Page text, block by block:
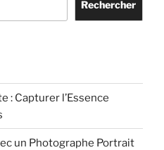
Rechercher
: Capturer l’Essence
un Photographe Portrait